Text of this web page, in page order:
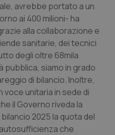
avrebbe portato a un
ai 400 milioni- ha
alla collaborazione e
sanitarie, dei tecnici
degli oltre 68mila
siamo in grado
di bilancio. Inoltre,
voce unitaria in sede di
il Governo riveda la
2025 la quota del
che